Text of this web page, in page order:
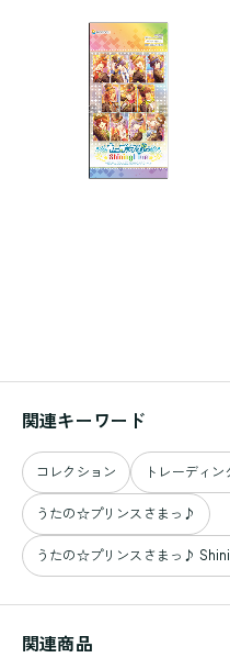
関連キーワード
コレクション トレーディン
うたの☆プリンスさまっ♪
うたの☆プリンスさまっ♪
関連商品